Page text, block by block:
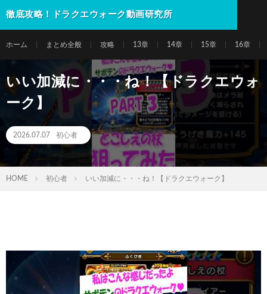
徹底攻略！ドラクエウォーク動画研究所
ホーム まとめ全般 攻略 13章 14章 15章 16章
いい加減に・・・ね！【ドラクエウォ
ーク】
2026.07.07 初心者
HOME 初心者 いい加減に・・・ね！【ドラクエウォーク】